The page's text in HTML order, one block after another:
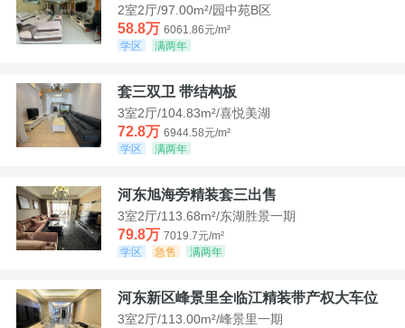
2室2厅/97.00m²/园中苑B区
58.8万 6061.86元/m²
学区
满两年
套三双卫 带结构板
3室2厅/104.83m²/喜悦美湖
72.8万 6944.58元/m²
学区
满两年
河东旭海旁精装套三出售
3室2厅/113.68m²/东湖胜景一期
79.8万 7019.7元/m²
学区
急售 满两年
河东新区峰景里全临江精装带产权大车位
3室2厅/113.00m²/峰景里一期